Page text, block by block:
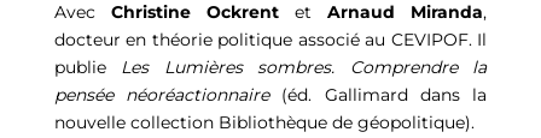
Avec Christine Ockrent et Arnaud Miranda,
docteur en théorie politique associé au CEVIPOF. Il
publie Les Lumières sombres. Comprendre la
pensée néoréactionnaire (éd. Gallimard dans la
nouvelle collection Bibliothèque de géopolitique).